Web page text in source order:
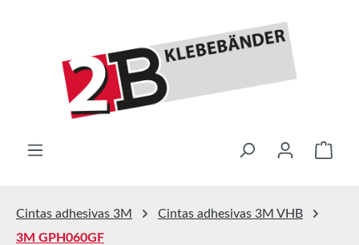
El
Cintas adhesivas 3M
Cintas adhesivas 3M VHB
3M GPH060GF